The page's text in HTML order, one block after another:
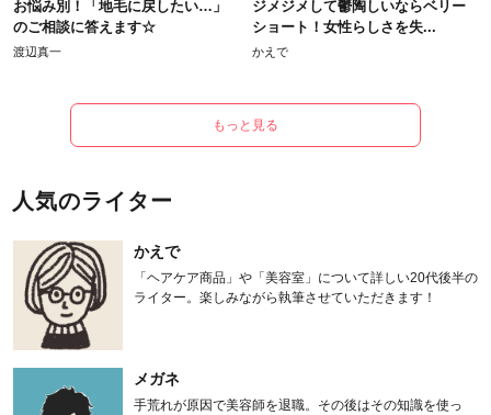
お悩み別！「地毛に戻したい…」
のご相談に答えます☆
渡辺真一
ジメジメして鬱陶しいならベリー
ショート！女性らしさを失...
かえで
もっと見る
人気のライター
かえで
「ヘアケア商品」や「美容室」について詳しい20代後半の
ライター。楽しみながら執筆させていただきます！
メガネ
手荒れが原因で美容師を退職。その後はその知識を使っ